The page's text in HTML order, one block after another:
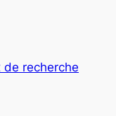
de recherche